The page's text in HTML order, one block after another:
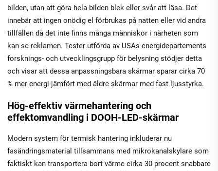
bilden, utan att göra hela bilden blek eller svår att läsa. Det
innebär att ingen onödig el förbrukas på natten eller vid andra
tillfällen då det inte finns många människor i närheten som
kan se reklamen. Tester utförda av USAs energidepartements
forsknings- och utvecklingsgrupp för belysning stödjer detta
och visar att dessa anpassningsbara skärmar sparar cirka 70
% mer energi jämfört med äldre skärmar med fast ljusstyrka.
Hög-effektiv värmehantering och
effektomvandling i DOOH-LED-skärmar
Modern system för termisk hantering inkluderar nu
fasändringsmaterial tillsammans med mikrokanalskylare som
faktiskt kan transportera bort värme cirka 30 procent snabbare